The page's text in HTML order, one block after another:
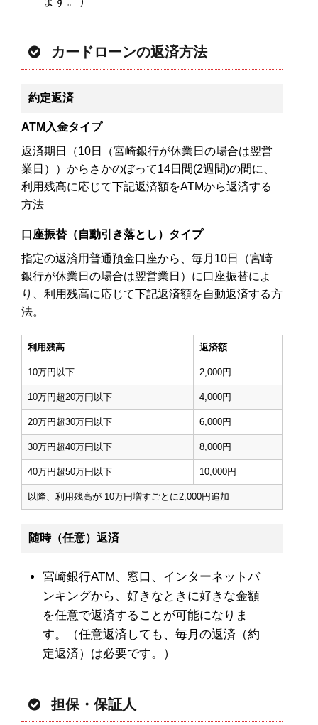
カードローンの返済方法
約定返済
ATM入金タイプ
返済期日（10日（宮崎銀行が休業日の場合は翌営
業日））からさかのぼって14日間(2週間)の間に、
利用残高に応じて下記返済額をATMから返済する
方法
口座振替（自動引き落とし）タイプ
指定の返済用普通預金口座から、毎月10日（宮崎
銀行が休業日の場合は翌営業日）に口座振替によ
り、利用残高に応じて下記返済額を自動返済する方
法。
利用残高 返済額
10万円以下 2,000円
10万円超20万円以下 4,000円
20万円超30万円以下 6,000円
30万円超40万円以下 8,000円
40万円超50万円以下 10,000円
以降、利用残高が 10万円増すごとに2,000円追加
随時（任意）返済
宮崎銀行ATM、窓口、インターネットバ
ンキングから、好きなときに好きな金額
を任意で返済することが可能になりま
す。（任意返済しても、毎月の返済（約
定返済）は必要です。）
担保・保証人